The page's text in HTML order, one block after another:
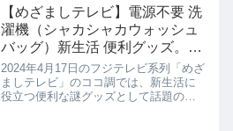
ざましテレビ記事一覧はこちら無印良
品＆カルディーコーヒーファ...
【めざましテレビ】電源不要 洗
濯機（シャカシャカウォッシュ
バッグ）新生活 便利グッズ。コ
コ調｜4月17日
2024年4月17日のフジテレビ系列「めざ
ましテレビ」のココ調では、新生活に
役立つ便利な謎グッズとして話題の電